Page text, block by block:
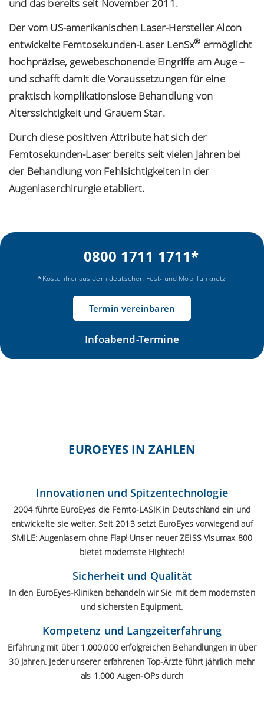
und das bereits seit November 2011.
Der vom US-amerikanischen Laser-Hersteller Alcon
entwickelte Femtosekunden-Laser LenSx® ermöglicht
hochpräzise, gewebeschonende Eingriffe am Auge –
und schafft damit die Voraussetzungen für eine
praktisch komplikationslose Behandlung von
Alterssichtigkeit und Grauem Star.
Durch diese positiven Attribute hat sich der
Femtosekunden-Laser bereits seit vielen Jahren bei
der Behandlung von Fehlsichtigkeiten in der
Augenlaserchirurgie etabliert.
0800 1711 1711*
*Kostenfrei aus dem deutschen Fest- und Mobilfunknetz
Termin vereinbaren
Infoabend-Termine
EUROEYES IN ZAHLEN
Innovationen und Spitzentechnologie
2004 führte EuroEyes die Femto-LASIK in Deutschland ein und
entwickelte sie weiter. Seit 2013 setzt EuroEyes vorwiegend auf
SMILE:Augenlasern ohne Flap! Unser neuer ZEISS Visumax 800
bietet modernste Hightech!
Sicherheit und Qualität
In den EuroEyes-Kliniken behandeln wir Sie mit dem modernsten
und sichersten Equipment.
Kompetenz und Langzeiterfahrung
Erfahrung mit über 1.000.000 erfolgreichen Behandlungen in über
30 Jahren. Jeder unserer erfahrenen Top-Ärzte führt jährlich mehr
als 1.000 Augen-OPs durch